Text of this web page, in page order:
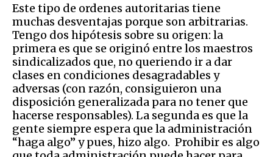
Este tipo de ordenes autoritarias tiene
muchas desventajas porque son arbitrarias.
Tengo dos hipótesis sobre su origen: la
primera es que se originó entre los maestros
sindicalizados que, no queriendo ir a dar
clases en condiciones desagradables y
adversas (con razón, consiguieron una
disposición generalizada para no tener que
hacerse responsables). La segunda es que la
gente siempre espera que la administración
“haga algo” y pues, hizo algo. Prohibir es algo